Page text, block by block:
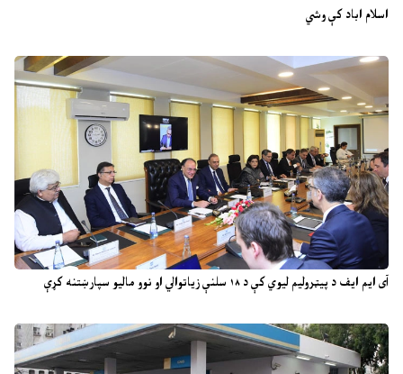
اسلام اباد کې وشي
آی ایم ایف د پیټرولیم لیوي کې د ۱۸ سلنې زیاتوالي او نوو مالیو سپارښتنه کړې